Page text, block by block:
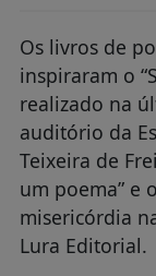
Os livros de
inspiraram o
realizado na
auditório da
Teixeira de
um poema” e
misericórdia
Lura Editorial.